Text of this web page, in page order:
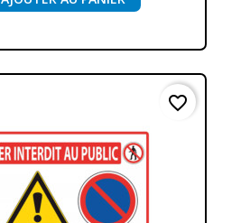
favorite_border